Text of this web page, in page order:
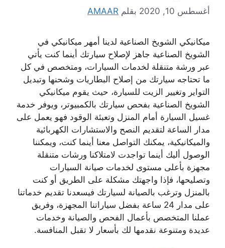
أغسطس 10, 2020 بقلم AMAAR
ميكانيكي الشويخ الصناعية لدينا أمهر ميكانيكي في
الشويخ الصناعية جاهز لإصلاح سيارتك أينما كنت يأتي
عبر ورشة متنقلة لخدمات السيارات، ومتخصص في كل
ما تحتاجه سيارتك من إصلاح البطاريات وشحنها وتبديل
التواير وتغيير الزيت للسيارة، حيث يقوم ميكانيكي
الشويخ الصناعية بفحص سيارتك بالكمبيوتر، ويوفر خدمة
غسيل السيارة أمام المنزل وتعبئة الوقود فهو يعمل على
مدار الساعة لتقديم النصح والاستشارات الكهربائية
والميكانيكية، يمكنك التواصل معنا أينما كنت، ويمكننا
الوصول أليك أينما تواجدت لامتلاكنا ورشات متنقلة
مجهزة بأعلى مستوى لخدمات صيانة السيارات
وتصليحها، فإذا واجهتك مشكلة على الطريق أو كنت
بالمنزل وترغب بالصيانة لسيارتك فيسعدنا تقديم خدماتنا
على مدار 24 ساعة بفضل سياراتنا المجهزة، وفريق
عملنا المتخصص بأعمال الفحص والصيانة وخدمات
عديدة ومتنوعة نقدمها لك بأسعار لا تقبل المنافسة.